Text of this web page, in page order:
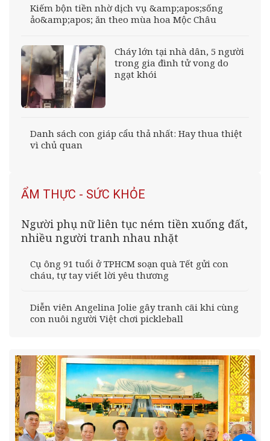
Kiếm bộn tiền nhờ dịch vụ &amp;apos;sống
ảo&amp;apos; ăn theo mùa hoa Mộc Châu
Cháy lớn tại nhà dân, 5 người
trong gia đình tử vong do
ngạt khói
Danh sách con giáp cẩu thả nhất: Hay thua thiệt
vì chủ quan
ẨM THỰC - SỨC KHỎE
Người phụ nữ liên tục ném tiền xuống đất,
nhiều người tranh nhau nhặt
Cụ ông 91 tuổi ở TPHCM soạn quà Tết gửi con
cháu, tự tay viết lời yêu thương
Diễn viên Angelina Jolie gây tranh cãi khi cùng
con nuôi người Việt chơi pickleball